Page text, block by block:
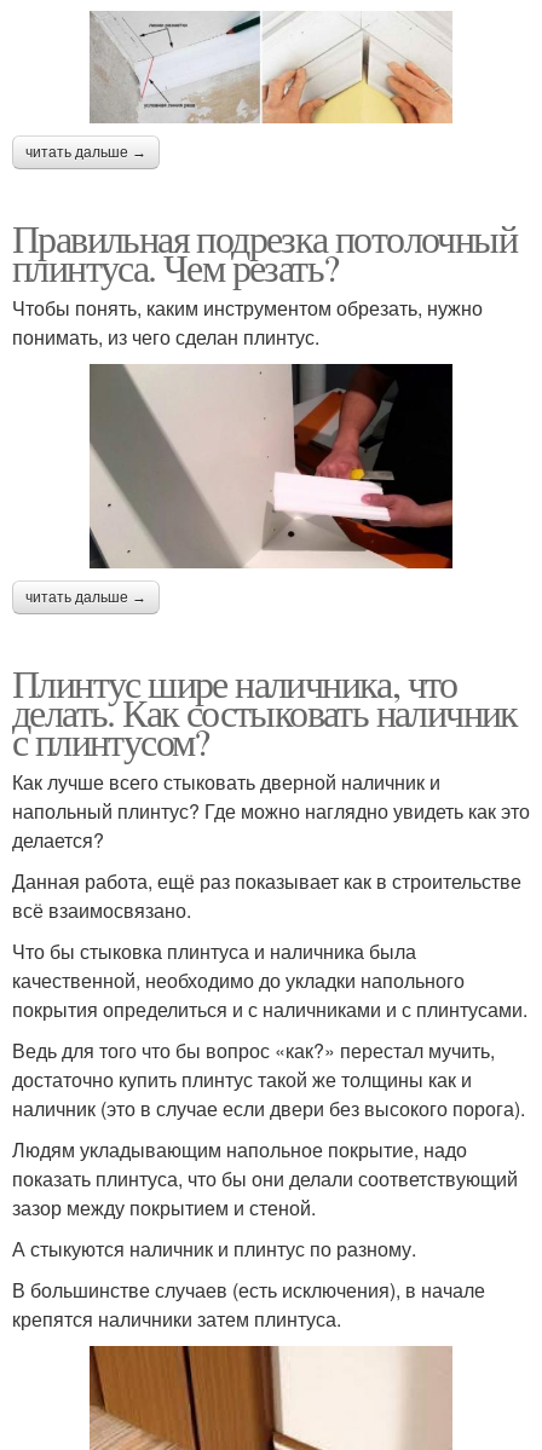
читать дальше →
Правильная подрезка потолочный
плинтуса. Чем резать?
Чтобы понять, каким инструментом обрезать, нужно
понимать, из чего сделан плинтус.
читать дальше →
Плинтус шире наличника, что
делать. Как состыковать наличник
с плинтусом?
Как лучше всего стыковать дверной наличник и
напольный плинтус? Где можно наглядно увидеть как это
делается?
Данная работа, ещё раз показывает как в строительстве
всё взаимосвязано.
Что бы стыковка плинтуса и наличника была
качественной, необходимо до укладки напольного
покрытия определиться и с наличниками и с плинтусами.
Ведь для того что бы вопрос «как?» перестал мучить,
достаточно купить плинтус такой же толщины как и
наличник (это в случае если двери без высокого порога).
Людям укладывающим напольное покрытие, надо
показать плинтуса, что бы они делали соответствующий
зазор между покрытием и стеной.
А стыкуются наличник и плинтус по разному.
В большинстве случаев (есть исключения), в начале
крепятся наличники затем плинтуса.